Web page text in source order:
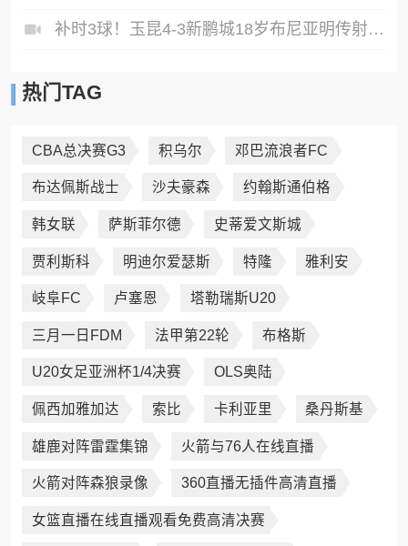
补时3球！玉昆4-3新鹏城18岁布尼亚明传射侯永永乌龙卡约绝杀
热门TAG
CBA总决赛G3 积乌尔 邓巴流浪者FC
布达佩斯战士 沙夫豪森 约翰斯通伯格
韩女联 萨斯菲尔德 史蒂爱文斯城
贾利斯科 明迪尔爱瑟斯 特隆 雅利安
岐阜FC 卢塞恩 塔勒瑞斯U20
三月一日FDM 法甲第22轮 布格斯
U20女足亚洲杯1/4决赛 OLS奥陆
佩西加雅加达 索比 卡利亚里 桑丹斯基
雄鹿对阵雷霆集锦 火箭与76人在线直播
火箭对阵森狼录像 360直播无插件高清直播
女篮直播在线直播观看免费高清决赛